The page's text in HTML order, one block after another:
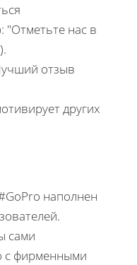
"Отметьте нас в
отзыв
других
наполнен
сами
с фирменными